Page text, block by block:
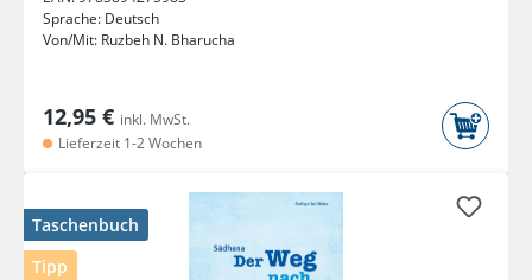
Sprache: Deutsch
Von/Mit: Ruzbeh N. Bharucha
12,95 € inkl. MwSt.
Lieferzeit 1-2 Wochen
Taschenbuch
Tipp